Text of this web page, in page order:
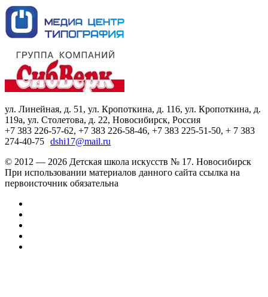
ул. Линейная, д. 51, ул. Кропоткина, д. 116, ул. Кропоткина, д.
119а, ул. Столетова, д. 22, Новосибирск, Россия
+7 383 226-57-62, +7 383 226-58-46, +7 383 225-51-50, + 7 383
274-40-75 dshi17@mail.ru
© 2012 — 2026 Детская школа искусств № 17. Новосибирск
При использовании материалов данного сайта ссылка на
первоисточник обязательна